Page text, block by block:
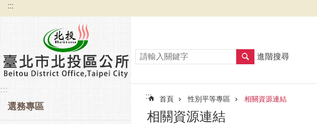
跳到主要內容區塊
:::
:::
選務專區
進階搜尋
::: 首頁 性別平等專區 相關資源連結
相關資源連結